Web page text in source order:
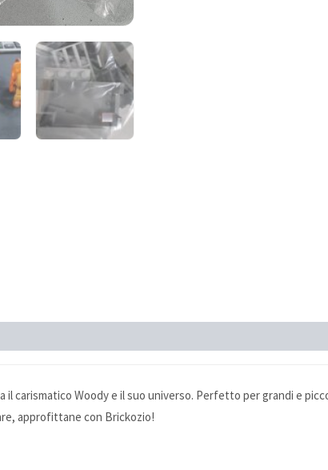
carismatico Woody e il suo universo. Perfetto per grandi e
approfittane con Brickozio!